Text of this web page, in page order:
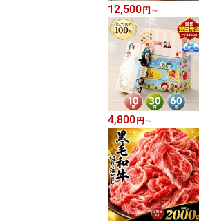
12,500円 ～
4,800円 ～